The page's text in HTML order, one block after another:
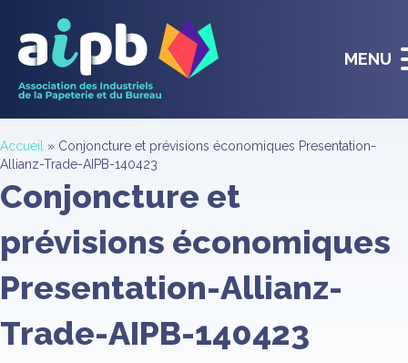
MENU
Accueil » Conjoncture et prévisions économiques Presentation-
Allianz-Trade-AIPB-140423
Conjoncture et
prévisions économiques
Presentation-Allianz-
Trade-AIPB-140423